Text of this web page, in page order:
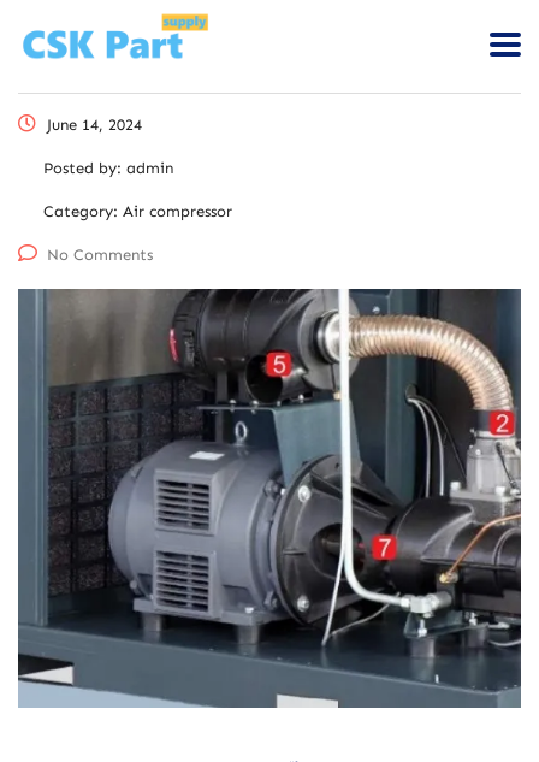
June 14, 2024
Posted by: admin
Category: Air compressor
No Comments